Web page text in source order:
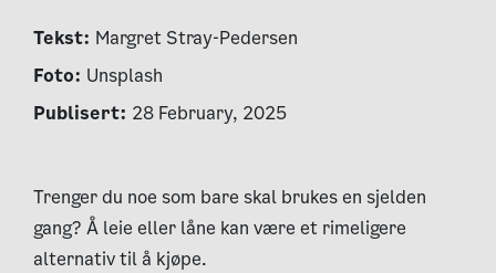
Tekst: Margret Stray-Pedersen
Foto: Unsplash
Publisert: 28 February, 2025
Trenger du noe som bare skal brukes en sjelden
gang? Å leie eller låne kan være et rimeligere
alternativ til å kjøpe.